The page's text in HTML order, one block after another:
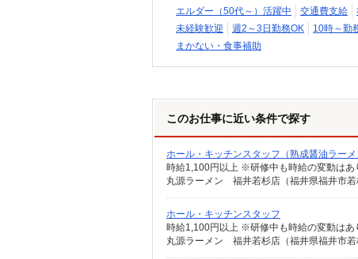
エルダー（50代～）活躍中
交通費支給
未経験歓迎
週2～3日勤務OK 10時～勤
まかない・食事補助
このお仕事に近い条件で探す
ホール・キッチンスタッフ（熟成醤油ラーメ
時給1,100円以上 ※研修中も時給の変動はあ
丸源ラーメン 福井若杉店（福井県福井市若
ホール・キッチンスタッフ
時給1,100円以上 ※研修中も時給の変動はあ
丸源ラーメン 福井若杉店（福井県福井市若